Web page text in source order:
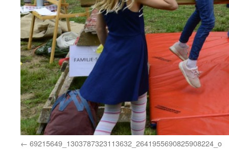
69215649_1303787323113632_2641955690825908224_o